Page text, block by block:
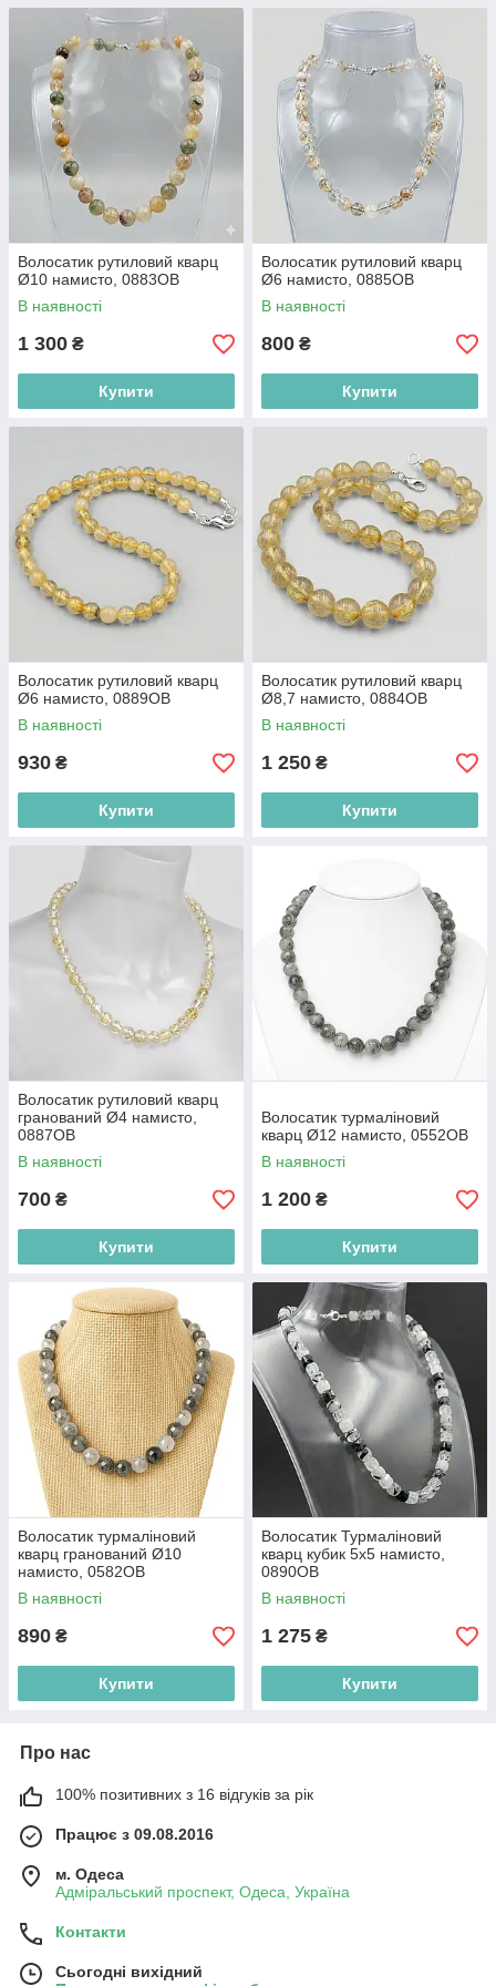
Волосатик рутиловий кварц
Ø10 намисто, 0883ОВ
В наявності
1 300 ₴
Купити
Волосатик рутиловий кварц
Ø6 намисто, 0885ОВ
В наявності
800 ₴
Купити
Волосатик рутиловий кварц
Ø6 намисто, 0889ОВ
В наявності
930 ₴
Купити
Волосатик рутиловий кварц
Ø8,7 намисто, 0884ОВ
В наявності
1 250 ₴
Купити
Волосатик рутиловий кварц
гранований Ø4 намисто,
0887ОВ
В наявності
700 ₴
Купити
Волосатик турмаліновий
кварц Ø12 намисто, 0552ОВ
В наявності
1 200 ₴
Купити
Волосатик турмаліновий
кварц гранований Ø10
намисто, 0582ОВ
В наявності
890 ₴
Купити
Волосатик Турмаліновий
кварц кубик 5х5 намисто,
0890ОВ
В наявності
1 275 ₴
Купити
Про нас
100% позитивних з 16 відгуків за рік
Працює з 09.08.2016
м. Одеса
Адміральський проспект, Одеса, Україна
Контакти
Сьогодні вихідний